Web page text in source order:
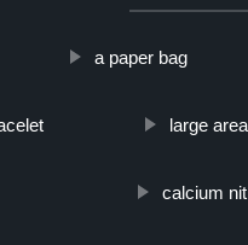
a paper bag
large
calcium